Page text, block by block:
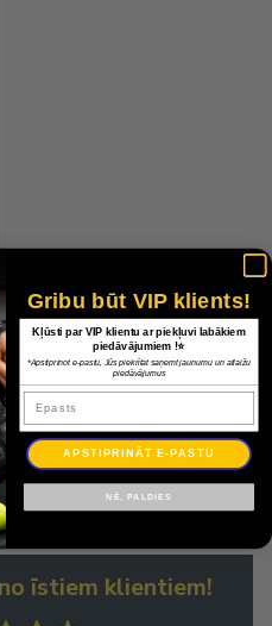
Radīt
īstiem klientiem!
Gribu būt VIP klients!
Kļūsti par VIP klientu ar piekļuvi labākiem
piedāvājumiem !⭐
*Apstiprinot e-pastu, Jūs piekrītat saņemt jaunumu un atlaižu
piedāvājumus
Epasts
APSTIPRINĀT E-PASTU
NĒ, PALDIES